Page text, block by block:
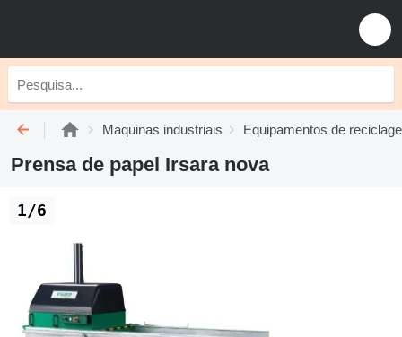
Maquinas industriais Equipamentos de
Prensa de papel Irsara nova
1/6